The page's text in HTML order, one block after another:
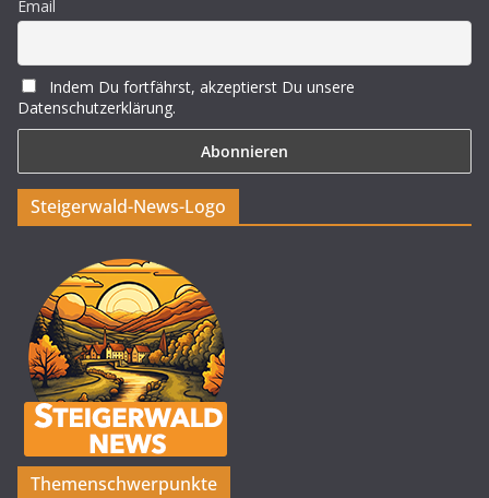
Email
Indem Du fortfährst, akzeptierst Du unsere
Datenschutzerklärung.
Steigerwald-News-Logo
Themenschwerpunkte